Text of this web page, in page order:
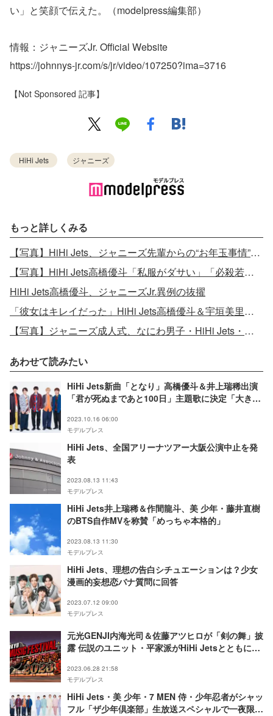
い」と笑顔で伝えた。（modelpress編集部）
情報：ジャニーズJr. Official Website
https://johnnys-jr.com/s/jr/video/107250?ima=3716
【Not Sponsored 記事】
HiHi Jets ジャニーズ
もっと詳しくみる
【写真】HiHi Jets、ジャニーズ先輩からの“お年玉事情”告白
【写真】HiHi Jets高橋優斗「私服がダサい」「必殺若手潰し」ドラマ現場でイジられまくる
HiHi Jets高橋優斗、ジャニーズJr.異例の抜擢
「彼女はキレイだった」HiHi Jets高橋優斗＆宇垣美里の急展開に視聴者驚き
【写真】ジャニーズ成人式、なにわ男子・HiHi Jets・美 少年ら新成人11人集結
あわせて読みたい
HiHi Jets新曲「となり」高橋優斗＆井上瑞稀出演
「君が死ぬまであと100日」主題歌に決定「大きな
2023.10.16 06:00
モデルプレス
HiHi Jets、全国アリーナツアー大阪公演中止を発
表
2023.08.13 11:43
モデルプレス
HiHi Jets井上瑞稀＆作間龍斗、美 少年・藤井直樹
のBTS自作MVを称賛「めっちゃ本格的」
2023.08.13 11:30
モデルプレス
HiHi Jets、理想の告白シチュエーションは？少女
漫画的妄想恋バナ質問に回答
2023.07.12 09:00
モデルプレス
元光GENJI内海光司＆佐藤アツヒロが「剣の舞」披
露 伝説のユニット・平家派がHiHi Jetsとともにバ
2023.06.28 21:58
モデルプレス
HiHi Jets・美 少年・7 MEN 侍・少年忍者がシャッ
フル「ザ少年倶楽部」生放送スペシャルで一夜限り